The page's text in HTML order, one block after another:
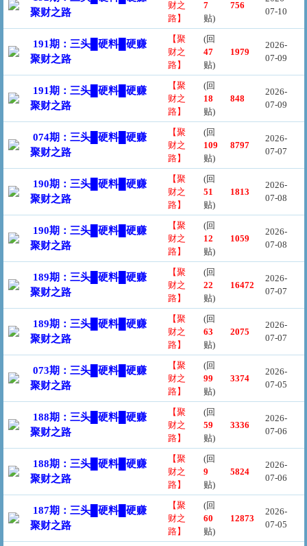
聚财之路
财之
路】
7
贴)
756
07-10
191期：三头█硬料█硬赚
聚财之路
【聚
财之
路】
(回
47
贴)
1979
2026-
07-09
191期：三头█硬料█硬赚
聚财之路
【聚
财之
路】
(回
18
贴)
848
2026-
07-09
074期：三头█硬料█硬赚
聚财之路
【聚
财之
路】
(回
109
贴)
8797
2026-
07-07
190期：三头█硬料█硬赚
聚财之路
【聚
财之
路】
(回
51
贴)
1813
2026-
07-08
190期：三头█硬料█硬赚
聚财之路
【聚
财之
路】
(回
12
贴)
1059
2026-
07-08
189期：三头█硬料█硬赚
聚财之路
【聚
财之
路】
(回
22
贴)
16472
2026-
07-07
189期：三头█硬料█硬赚
聚财之路
【聚
财之
路】
(回
63
贴)
2075
2026-
07-07
073期：三头█硬料█硬赚
聚财之路
【聚
财之
路】
(回
99
贴)
3374
2026-
07-05
188期：三头█硬料█硬赚
聚财之路
【聚
财之
路】
(回
59
贴)
3336
2026-
07-06
188期：三头█硬料█硬赚
聚财之路
【聚
财之
路】
(回
9
贴)
5824
2026-
07-06
187期：三头█硬料█硬赚
聚财之路
【聚
财之
路】
(回
60
贴)
12873
2026-
07-05